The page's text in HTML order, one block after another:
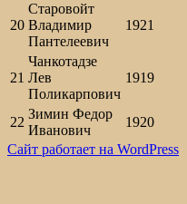
20
Старовойт
Владимир
Пантелеевич
1921
21
Чанкотадзе
Лев
Поликарпович
1919
22
Зимин Федор
Иванович
1920
Сайт работает на WordPress